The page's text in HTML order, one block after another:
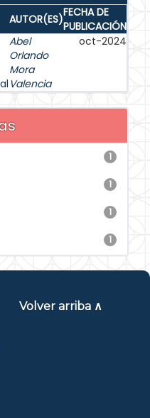
AUTOR(ES)FECHA DE
PUBLICACIÓN
Abel
Orlando
Mora
Valencia
oct-2024
1
1
1
1
Volver arriba ∧